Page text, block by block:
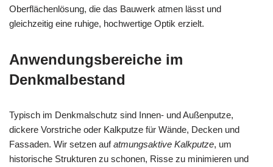
Oberflächenlösung, die das Bauwerk atmen lässt und
gleichzeitig eine ruhige, hochwertige Optik erzielt.
Anwendungsbereiche im
Denkmalbestand
Typisch im Denkmalschutz sind Innen- und Außenputze,
dickere Vorstriche oder Kalkputze für Wände, Decken und
Fassaden. Wir setzen aufatmungsaktive Kalkputze, um
historische Strukturen zu schonen, Risse zu minimieren und